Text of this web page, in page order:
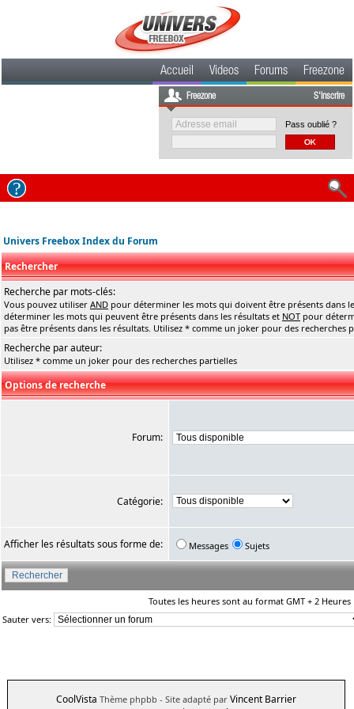
Accueil Videos Forums Freezone
Freezone S'inscrire
Pass oublié ?
Univers Freebox Index du Forum
Rechercher
Recherche par mots-clés:
Vous pouvez utiliser AND pour déterminer les mots qui doivent être présents dans
déterminer les mots qui peuvent être présents dans les résultats et NOT pour
pas être présents dans les résultats. Utilisez * comme un joker pour des recherches
Recherche par auteur:
Utilisez * comme un joker pour des recherches partielles
Options de recherche
Forum:
Catégorie:
Afficher les résultats sous forme de: Messages Sujets
Toutes les heures sont au format GMT + 2 Heures
Sauter vers:
CoolVista Thème phpbb - Site adapté par Vincent Barrier